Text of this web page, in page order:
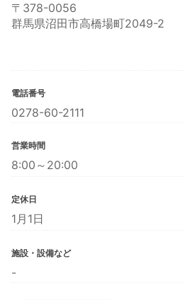
〒 378-0056
群馬県沼田市高橋場町2049-2
電話番号
0278-60-2111
営業時間
8:00～20:00
定休日
1月1日
施設・設備など
-